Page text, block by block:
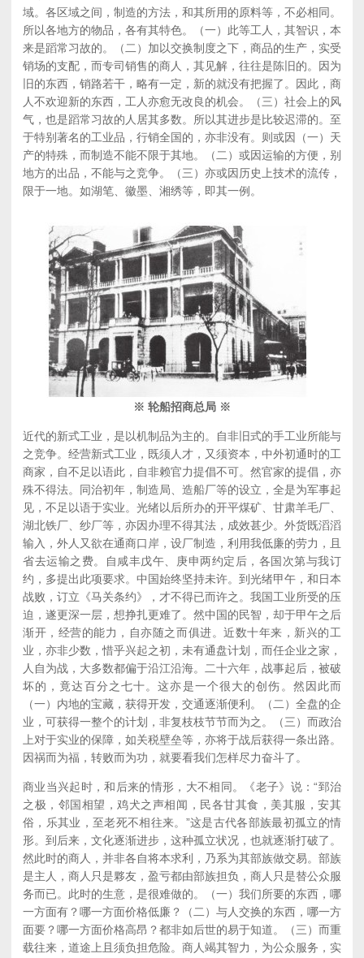
域。各区域之间，制造的方法，和其所用的原料等，不必相同。
所以各地方的物品，各有其特色。（一）此等工人，其智识，本
来是蹈常习故的。（二）加以交换制度之下，商品的生产，实受
销场的支配，而专司销售的商人，其见解，往往是陈旧的。因为
旧的东西，销路若干，略有一定，新的就没有把握了。因此，商
人不欢迎新的东西，工人亦愈无改良的机会。（三）社会上的风
气，也是蹈常习故的人居其多数。所以其进步是比较迟滞的。至
于特别著名的工业品，行销全国的，亦非没有。则或因（一）天
产的特殊，而制造不能不限于其地。（二）或因运输的方便，别
地方的出品，不能与之竞争。（三）亦或因历史上技术的流传，
限于一地。如湖笔、徽墨、湘绣等，即其一例。
※ 轮船招商总局 ※
近代的新式工业，是以机制品为主的。自非旧式的手工业所能与
之竞争。经营新式工业，既须人才，又须资本，中外初通时的工
商家，自不足以语此，自非赖官力提倡不可。然官家的提倡，亦
殊不得法。同治初年，制造局、造船厂等的设立，全是为军事起
见，不足以语于实业。光绪以后所办的开平煤矿、甘肃羊毛厂、
湖北铁厂、纱厂等，亦因办理不得其法，成效甚少。外货既滔滔
输入，外人又欲在通商口岸，设厂制造，利用我低廉的劳力，且
省去运输之费。自咸丰戊午、庚申两约定后，各国次第与我订
约，多提出此项要求。中国始终坚持未许。到光绪甲午，和日本
战败，订立《马关条约》，才不得已而许之。我国工业所受的压
迫，遂更深一层，想挣扎更难了。然中国的民智，却于甲午之后
渐开，经营的能力，自亦随之而俱进。近数十年来，新兴的工
业，亦非少数，惜乎兴起之初，未有通盘计划，而任企业之家，
人自为战，大多数都偏于沿江沿海。二十六年，战事起后，被破
坏的，竟达百分之七十。这亦是一个很大的创伤。然因此而
（一）内地的宝藏，获得开发，交通逐渐便利。（二）全盘的企
业，可获得一整个的计划，非复枝枝节节而为之。（三）而政治
上对于实业的保障，如关税壁垒等，亦将于战后获得一条出路。
因祸而为福，转败而为功，就要看我们怎样尽力奋斗了。
商业当兴起时，和后来的情形，大不相同。《老子》说：“郅治
之极，邻国相望，鸡犬之声相闻，民各甘其食，美其服，安其
俗，乐其业，至老死不相往来。”这是古代各部族最初孤立的情
形。到后来，文化逐渐进步，这种孤立状况，也就逐渐打破了。
然此时的商人，并非各自将本求利，乃系为其部族做交易。部族
是主人，商人只是夥友，盈亏都由部族担负，商人只是替公众服
务而已。此时的生意，是很难做的。（一）我们所要的东西，哪
一方面有？哪一方面价格低廉？（二）与人交换的东西，哪一方
面要？哪一方面价格高昂？都非如后世的易于知道。（三）而重
载往来，道途上且须负担危险。商人竭其智力，为公众服务，实